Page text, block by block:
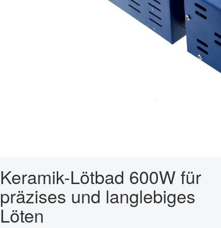
Keramik-Lötbad 600W für
präzises und langlebiges
Löten